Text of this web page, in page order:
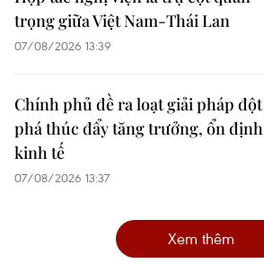
trọng giữa Việt Nam-Thái Lan
07/08/2026 13:39
Chính phủ đề ra loạt giải pháp đột
phá thúc đẩy tăng trưởng, ổn định
kinh tế
07/08/2026 13:37
Xem thêm